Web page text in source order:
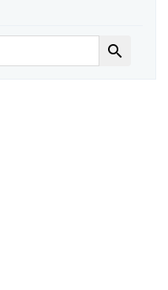
